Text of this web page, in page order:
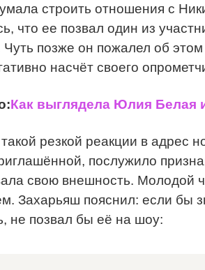
строить отношения с
что ее позвал один из
позже он пожалел об
насчёт своего
Как выглядела Юлия Белая
резкой реакции в адрес
послужило
свою внешность. Молодой
Захарьяш пояснил: если бы
не позвал бы её на шоу: